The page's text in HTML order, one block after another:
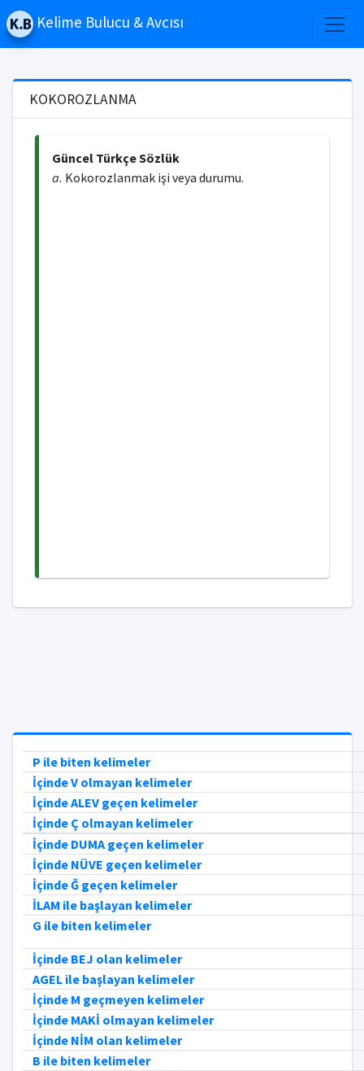
Kelime Bulucu & Avcısı
KOKOROZLANMA
Güncel Türkçe Sözlük
a. Kokorozlanmak işi veya durumu.
P ile biten kelimeler
İçinde V olmayan kelimeler
İçinde ALEV geçen kelimeler
İçinde Ç olmayan kelimeler
İçinde DUMA geçen kelimeler
İçinde NÜVE geçen kelimeler
İçinde Ğ geçen kelimeler
İLAM ile başlayan kelimeler
G ile biten kelimeler
İçinde BEJ olan kelimeler
AGEL ile başlayan kelimeler
İçinde M geçmeyen kelimeler
İçinde MAKİ olmayan kelimeler
İçinde NİM olan kelimeler
B ile biten kelimeler